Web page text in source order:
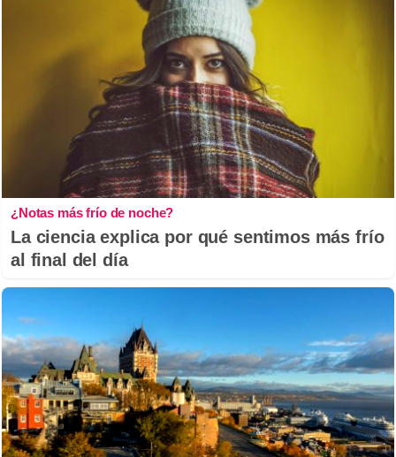
¿Notas más frío de noche?
La ciencia explica por qué sentimos más frío
al final del día